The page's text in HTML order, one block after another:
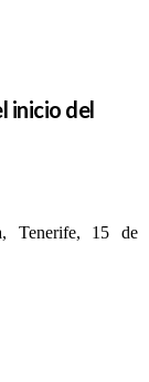
inicio del
Tenerife, 15 de